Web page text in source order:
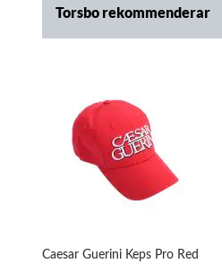
Torsbo rekommenderar
Caesar Guerini Keps Pro Red